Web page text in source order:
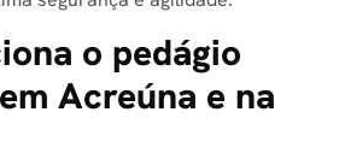
o pedágio
Acreúna e na